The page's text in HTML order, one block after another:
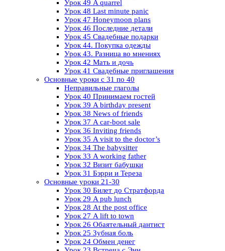
Урок 49 A quarrel
Урок 48 Last minute panic
Урок 47 Honeymoon plans
Урок 46 Последние детали
Урок 45 Свадебные подарки
Урок 44. Покупка одежды
Урок 43. Разница во мнениях
Урок 42 Мать и дочь
Урок 41 Свадебные приглашения
Основные уроки с 31 по 40
Неправильные глаголы
Урок 40 Принимаем гостей
Урок 39 A birthday present
Урок 38 News of friends
Урок 37 A car-boot sale
Урок 36 Inviting friends
Урок 35 A visit to the doctor’s
Урок 34 The babysitter
Урок 33 A working father
Урок 32 Визит бабушки
Урок 31 Бэрри и Тереза
Основные уроки 21-30
Урок 30 Билет до Стратфорда
Урок 29 A pub lunch
Урок 28 At the post office
Урок 27 A lift to town
Урок 26 Обаятельный дантист
Урок 25 Зубная боль
Урок 24 Обмен денег